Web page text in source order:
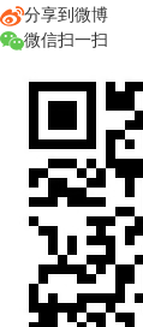
分享到微博
微信扫一扫